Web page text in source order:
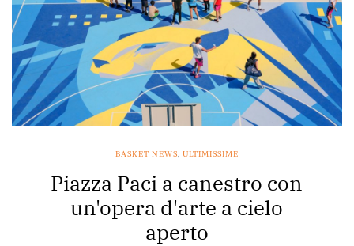
BASKET NEWS, ULTIMISSIME
Piazza Paci a canestro con
un'opera d'arte a cielo
aperto